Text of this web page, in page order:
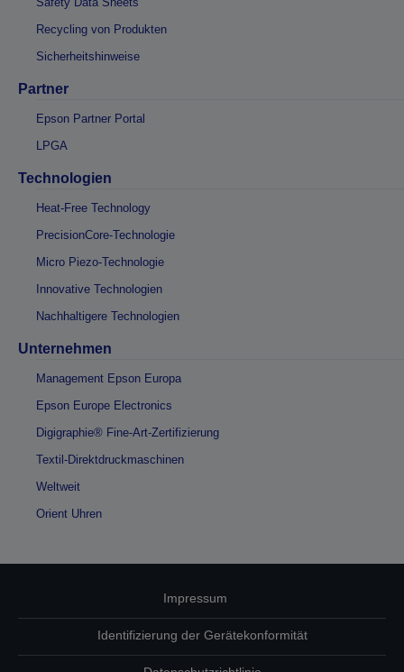
Recycling von Produkten
Sicherheitshinweise
Partner
Epson Partner Portal
LPGA
Technologien
Heat-Free Technology
PrecisionCore-Technologie
Micro Piezo-Technologie
Innovative Technologien
Nachhaltigere Technologien
Unternehmen
Management Epson Europa
Epson Europe Electronics
Digigraphie® Fine-Art-Zertifizierung
Textil-Direktdruckmaschinen
Weltweit
Orient Uhren
Impressum
Identifizierung der Gerätekonformität